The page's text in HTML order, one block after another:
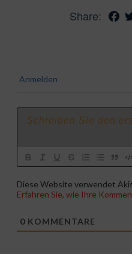
Share:
Anmelden
Diese Website verwendet
Erfahren Sie, wie Ihre
0KOMMENTARE